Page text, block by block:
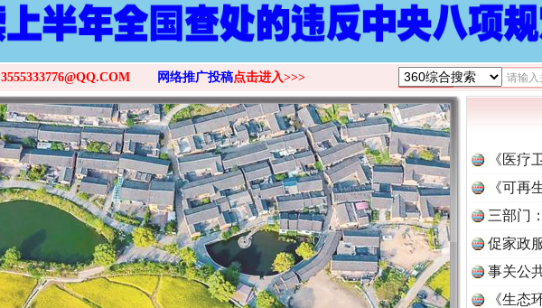
3555333776@QQ.COM 网络推广投稿点击进入>>>
《医疗
《可再
三部门
促家政
事关公
《生态